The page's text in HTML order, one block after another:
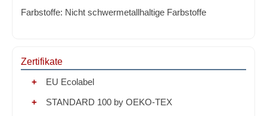
Farbstoffe: Nicht schwermetallhaltige Farbstoffe
Zertifikate
EU Ecolabel
STANDARD 100 by OEKO-TEX